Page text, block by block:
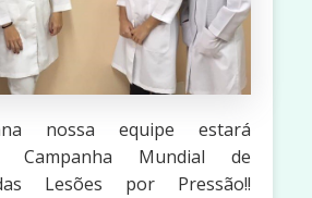
nossa equipe estará
Campanha Mundial de
Lesões por Pressão!!